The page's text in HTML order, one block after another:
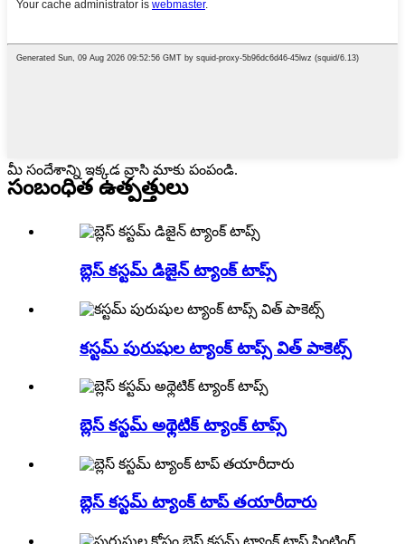
మీ సందేశాన్ని ఇక్కడ వ్రాసి మాకు పంపండి.
సంబంధిత ఉత్పత్తులు
బ్లెస్ కస్టమ్ డిజైన్ ట్యాంక్ టాప్స్
కస్టమ్ పురుషుల ట్యాంక్ టాప్స్ విత్ పాకెట్స్
బ్లెస్ కస్టమ్ అథ్లెటిక్ ట్యాంక్ టాప్స్
బ్లెస్ కస్టమ్ ట్యాంక్ టాప్ తయారీదారు